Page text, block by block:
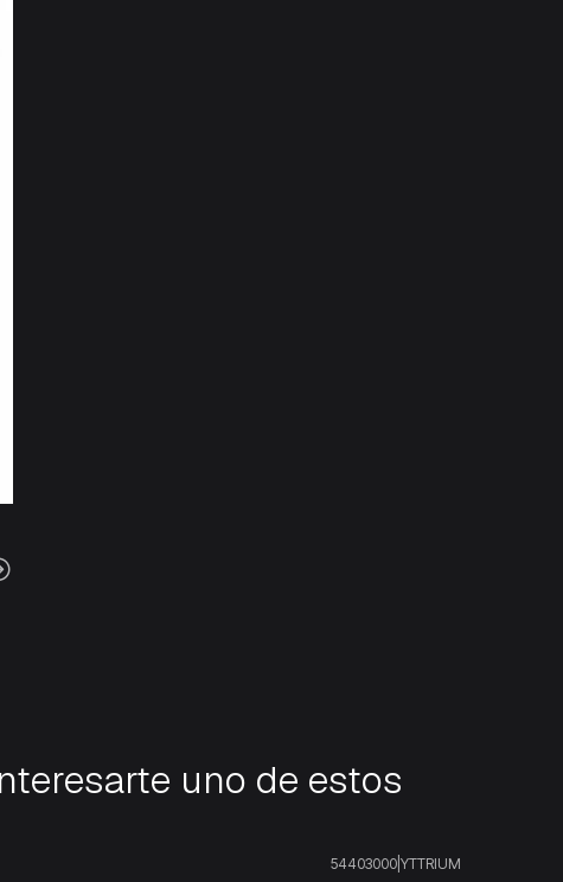
uno de estos
54403000| YTTRIUM